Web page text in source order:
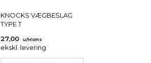
KNOCKS VÆGBESLAG
TYPE T
27,00
u/Moms
ekskl. levering